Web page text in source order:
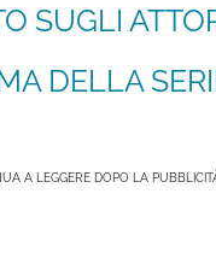
SUGLI
DELLA
A LEGGERE DOPO LA